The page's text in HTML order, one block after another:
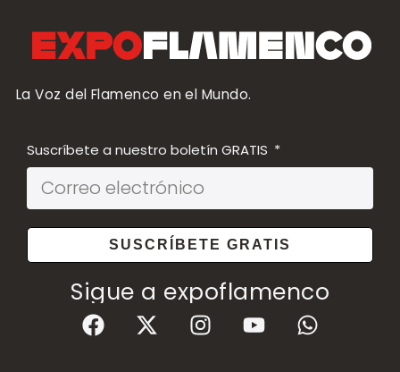
La Voz del Flamenco en el Mundo.
Suscríbete a nuestro boletín GRATIS
SUSCRÍBETE GRATIS
Sigue a expoflamenco